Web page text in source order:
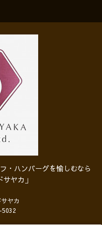
・ハンバーグを愉しむなら
サヤカ」
ヤカ